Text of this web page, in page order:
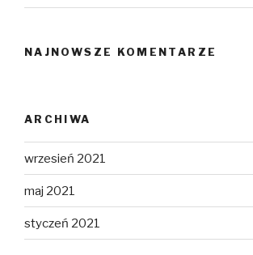
NAJNOWSZE KOMENTARZE
ARCHIWA
wrzesień 2021
maj 2021
styczeń 2021